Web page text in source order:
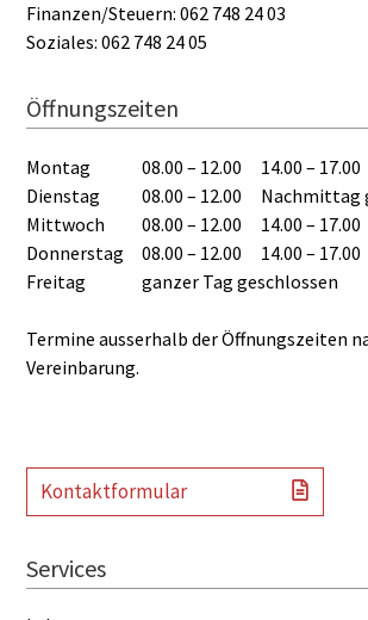
Finanzen/Steuern: 062 748 24 03
Soziales: 062 748 24 05
Öffnungszeiten
Montag 08.00 – 12.00
14.00 – 17.00
Dienstag
08.00 – 12.00
Nachmittag
Mittwoch
08.00 – 12.00
14.00 – 17.00
Donnerstag
08.00 – 12.00
14.00 – 17.00
Freitag
ganzer Tag geschlossen
Termine ausserhalb der Öffnungszeiten
Vereinbarung.
Kontaktformular
Services